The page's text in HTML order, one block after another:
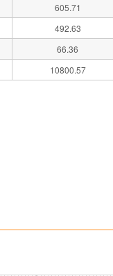
605.71
492.63
66.36
10800.57